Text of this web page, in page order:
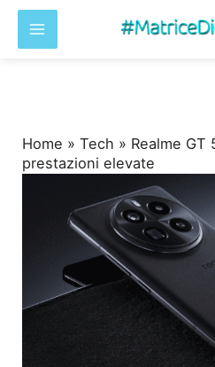
Home »Tech » Realme GT
prestazioni elevate